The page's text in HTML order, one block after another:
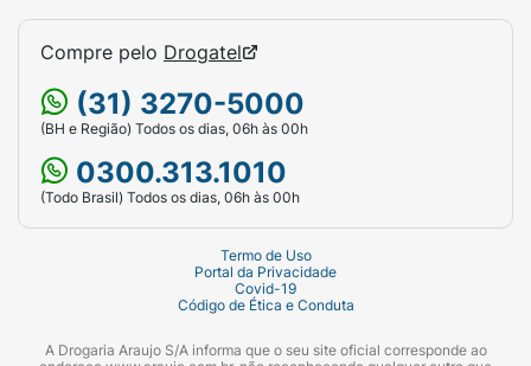
uso.
Ficha Técnica:
Marca: Embecta (Ultra-Fine).
Tipo de Insulina:Para Insulina U-100.
6mm (comprimento) x 31G (calibre
extra fino de 0,25mm).
Pack com 10 seringas estéreis
de uso único.
Compre pelo Drogatel
(31) 3270-5000
(BH e Região) Todos os dias, 06h às 00h
0300.313.1010
(Todo Brasil) Todos os dias, 06h às 00h
Termo de Uso
Portal da Privacidade
Covid-19
Código de Ética e Conduta
A Drogaria Araujo S/A informa que o seu site oficial corresponde ao